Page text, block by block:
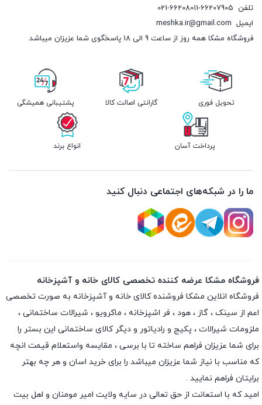
تلفن 021-66208011-66207905
ایمیل meshka.ir@gmail.com
فروشگاه مشکا همه روز از ساعت 9 الی 18 پاسخگوی شما عزیزان میباشد
تحویل فوری گارانتی اصالت کالا پشتیبانی همیشگی
پرداخت آسان انواع برند
ما را در شبکه‌های اجتماعی دنبال کنید
فروشگاه مشکا عرضه کننده تخصصی کالای خانه و آشپزخانه
فروشگاه انلاین مشکا فروشنده کالای خانه و آشپزخانه به صورت تخصصی
اعم از سینک ، گاز ، هود ، فر اشپزخانه ، ماکرویو ، شیرالات ساختمانی ،
ملزومات شیرالات ، پکیج و رادیاتور و دیگر کالای ساختمانی این بستر را
برای شما عزیزان فراهم ساخته تا با برسی ، مقایسه واستعلام قیمت انچه
که مناسب با نیاز شما عزیزان میباشد را برای خرید اسان و هر چه بهتر
برایتان فراهم نمایید .
امید که با استعانت از حق تعالی در سایه ولایت امیر مومنان و اهل بیت